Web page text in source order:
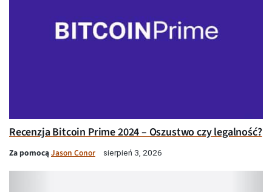
Recenzja Bitcoin Prime 2024 – Oszustwo czy legalność?
Za pomocąJason Conor sierpień 3, 2026